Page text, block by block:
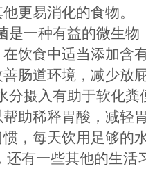
更易消化的食物。
是一种有益的微生物
饮食中适当添加含
肠道环境，减少放
分摄入有助于软化粪
助稀释胃酸，减轻
，每天饮用足够的
还有一些其他的生活